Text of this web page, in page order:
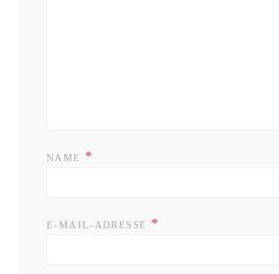
NAME *
E-MAIL-ADRESSE *